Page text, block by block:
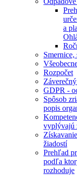
a
Rozpočet
GDPR -
Spôsob
popis
vyplývajú
žiadostí
Prehľad
podľa
rozhoduje